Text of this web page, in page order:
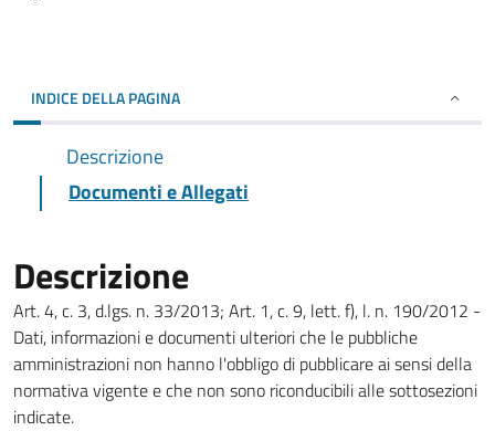
INDICE DELLA PAGINA
Descrizione
Documenti e Allegati
Descrizione
Art. 4, c. 3, d.lgs. n. 33/2013; Art. 1, c. 9, lett. f), l. n. 190/2012 -
Dati, informazioni e documenti ulteriori che le pubbliche
amministrazioni non hanno l'obbligo di pubblicare ai sensi della
normativa vigente e che non sono riconducibili alle sottosezioni
indicate.